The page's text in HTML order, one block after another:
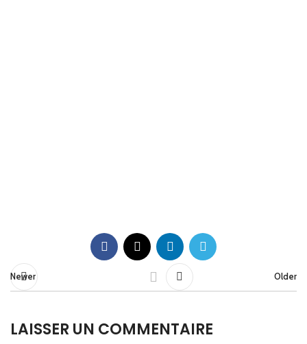
Newer Older
LAISSER UN COMMENTAIRE